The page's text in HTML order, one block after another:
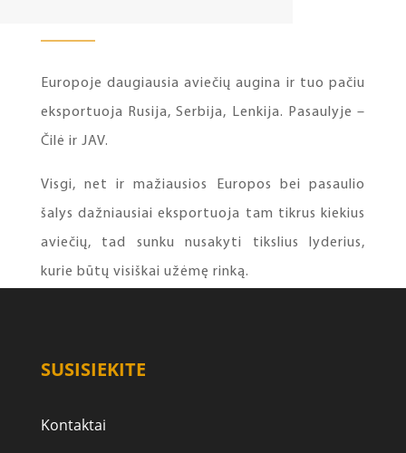
Europoje daugiausia aviečių augina ir tuo pačiu
eksportuoja Rusija, Serbija, Lenkija. Pasaulyje –
Čilė ir JAV.
Visgi, net ir mažiausios Europos bei pasaulio
šalys dažniausiai eksportuoja tam tikrus kiekius
aviečių, tad sunku nusakyti tikslius lyderius,
kurie būtų visiškai užėmę rinką.
SUSISIEKITE
Kontaktai